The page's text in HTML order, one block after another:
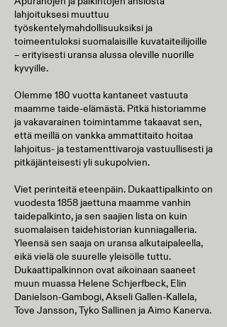
lahjoituksesi muuttuu
työskentelymahdollisuuksiksi ja
toimeentuloksi suomalaisille kuvataiteilijoille
– erityisesti uransa alussa oleville nuorille
kyvyille.
Olemme 180 vuotta kantaneet vastuuta
maamme taide-elämästä. Pitkä historiamme
ja vakavarainen toimintamme takaavat sen,
että meillä on vankka ammattitaito hoitaa
lahjoitus- ja testamenttivaroja vastuullisesti ja
pitkäjänteisesti yli sukupolvien.
Viet perinteitä eteenpäin. Dukaattipalkinto on
vuodesta 1858 jaettuna maamme vanhin
taidepalkinto, ja sen saajien lista on kuin
suomalaisen taidehistorian kunniagalleria.
Yleensä sen saaja on uransa alkutaipaleella,
eikä vielä ole suurelle yleisölle tuttu.
Dukaattipalkinnon ovat aikoinaan saaneet
muun muassa Helene Schjerfbeck, Elin
Danielson-Gambogi, Akseli Gallen-Kallela,
Tove Jansson, Tyko Sallinen ja Aimo Kanerva.